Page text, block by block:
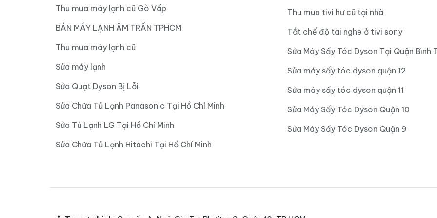
Thu mua máy lạnh cũ Gò Vấp
BÁN MÁY LẠNH ÂM TRẦN TPHCM
Thu mua máy lạnh cũ
Sửa máy lạnh
Sửa Quạt Dyson Bị Lỗi
Sửa Chữa Tủ Lạnh Panasonic Tại Hồ Chí Minh
Sửa Tủ Lạnh LG Tại Hồ Chí Minh
Sửa Chữa Tủ Lạnh Hitachi Tại Hồ Chí Minh
Thu mua tivi hư cũ tại nhà
Tắt chế độ tai nghe ở tivi sony
Sửa Máy Sấy Tóc Dyson Tại Quận Bình
Sửa máy sấy tóc dyson quận 12
Sửa máy sấy tóc dyson quận 11
Sửa Máy Sấy Tóc Dyson Quận 10
Sửa Máy Sấy Tóc Dyson Quận 9